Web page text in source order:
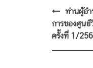
Postท่านผู้อ
การของศูน
ครั้งที่ 1/